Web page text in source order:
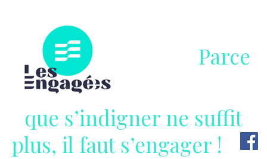
contenu
Parce
que s’indigner ne suffit
plus, il faut s’engager !